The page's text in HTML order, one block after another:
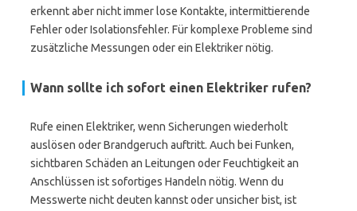
erkennt aber nicht immer lose Kontakte, intermittierende
Fehler oder Isolationsfehler. Für komplexe Probleme sind
zusätzliche Messungen oder ein Elektriker nötig.
Wann sollte ich sofort einen Elektriker rufen?
Rufe einen Elektriker, wenn Sicherungen wiederholt
auslösen oder Brandgeruch auftritt. Auch bei Funken,
sichtbaren Schäden an Leitungen oder Feuchtigkeit an
Anschlüssen ist sofortiges Handeln nötig. Wenn du
Messwerte nicht deuten kannst oder unsicher bist, ist